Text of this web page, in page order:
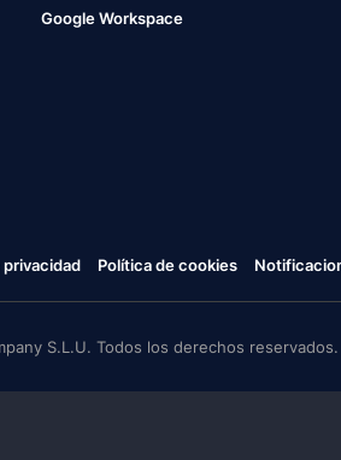
Google Workspace
privacidad Política de cookies
S.L.U. Todos los derechos reservados.